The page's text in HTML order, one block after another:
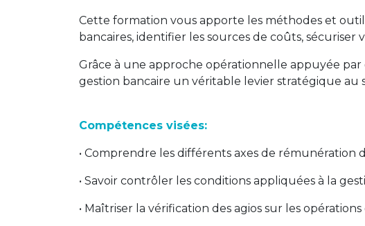
Cette formation vous apporte les méthodes et
bancaires, identifier les sources de coûts,
Grâce à une approche opérationnelle appuyée par
gestion bancaire un véritable levier stratégique au
Compétences visées:
• Comprendre les différents axes de rémunération
• Savoir contrôler les conditions appliquées à la
• Maîtriser la vérification des agios sur les